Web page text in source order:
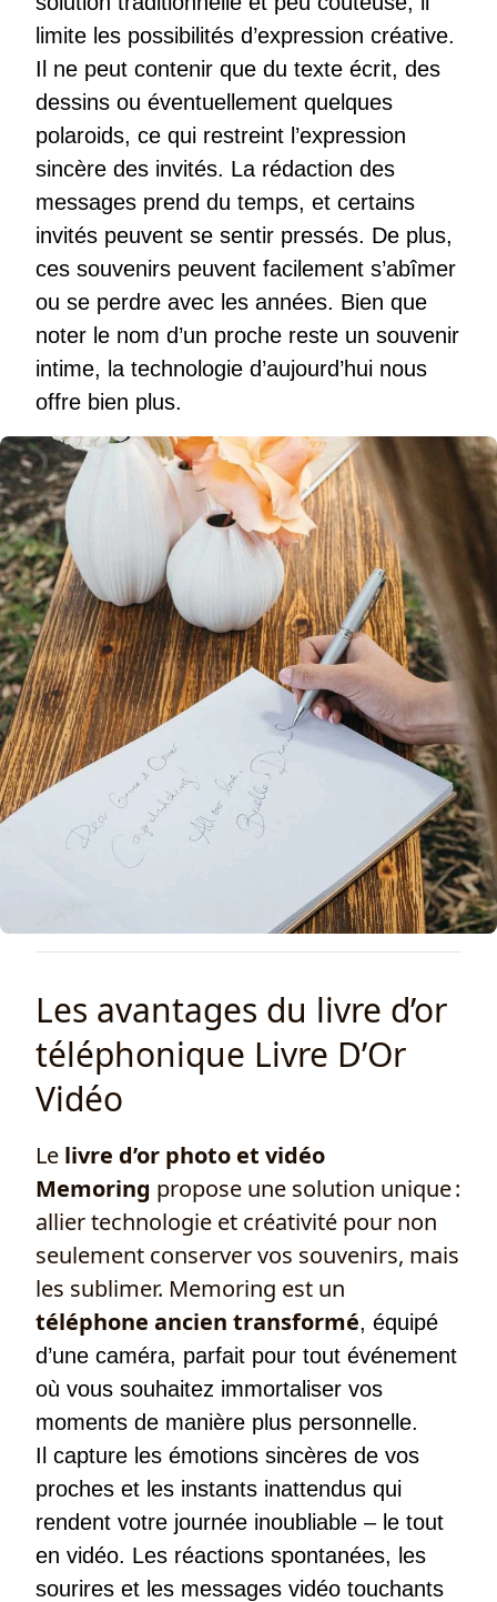
limite les possibilités d’expression créative.
Il ne peut contenir que du texte écrit, des
dessins ou éventuellement quelques
polaroids, ce qui restreint l’expression
sincère des invités. La rédaction des
messages prend du temps, et certains
invités peuvent se sentir pressés. De plus,
ces souvenirs peuvent facilement s’abîmer
ou se perdre avec les années. Bien que
noter le nom d’un proche reste un souvenir
intime, la technologie d’aujourd’hui nous
offre bien plus.
Les avantages du livre d’or
téléphonique Livre D’Or
Vidéo
Le livre d’or photo et vidéo
Memoring propose une solution unique :
allier technologie et créativité pour non
seulement conserver vos souvenirs, mais
les sublimer. Memoring est un
téléphone ancien transformé, équipé
d’une caméra, parfait pour tout événement
où vous souhaitez immortaliser vos
moments de manière plus personnelle.
Il capture les émotions sincères de vos
proches et les instants inattendus qui
rendent votre journée inoubliable – le tout
en vidéo. Les réactions spontanées, les
sourires et les messages vidéo touchants